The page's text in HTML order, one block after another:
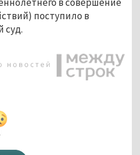
в совершение
поступило в
суд.